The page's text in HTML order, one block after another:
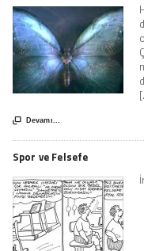
 Devamı...
Spor ve Felsefe